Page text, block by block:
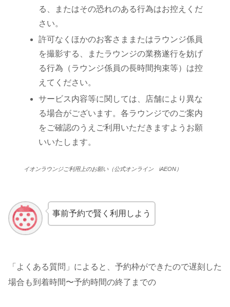
る、またはその恐れのある行為はお控えくだ
さい。
許可なくほかのお客さままたはラウンジ係員
を撮影する、またラウンジの業務遂行を妨げ
る行為（ラウンジ係員の長時間拘束等）は控
えてください。
サービス内容等に関しては、店舗により異な
る場合がございます。各ラウンジでのご案内
をご確認のうえご利用いただきますようお願
いいたします。
イオンラウンジご利用上のお願い（公式オンライン iAEON）
事前予約で賢く利用しよう
「よくある質問」によると、予約枠ができたので遅刻した
場合も到着時間〜予約時間の終了までの